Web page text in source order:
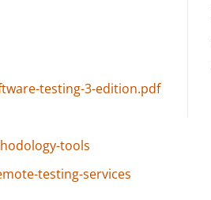
testing-3-edition.pdf
tools
testing-services